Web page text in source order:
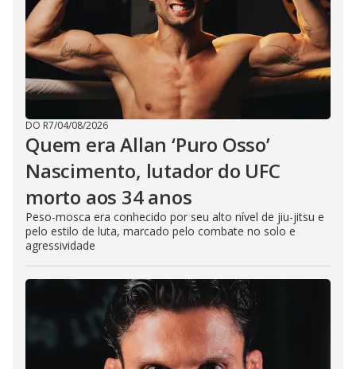
DO R7/04/08/2026
Quem era Allan ‘Puro Osso’
Nascimento, lutador do UFC
morto aos 34 anos
Peso-mosca era conhecido por seu alto nível de jiu-jitsu e
pelo estilo de luta, marcado pelo combate no solo e
agressividade